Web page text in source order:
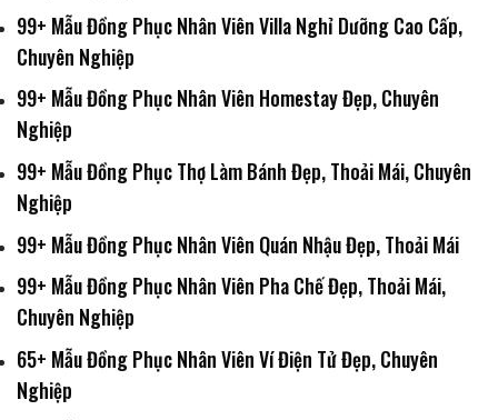
99+ Mẫu Đồng Phục Nhân Viên Villa Nghỉ Dưỡng Cao Cấp,
Chuyên Nghiệp
99+ Mẫu Đồng Phục Nhân Viên Homestay Đẹp, Chuyên
Nghiệp
99+ Mẫu Đồng Phục Thợ Làm Bánh Đẹp, Thoải Mái, Chuyên
Nghiệp
99+ Mẫu Đồng Phục Nhân Viên Quán Nhậu Đẹp, Thoải Mái
99+ Mẫu Đồng Phục Nhân Viên Pha Chế Đẹp, Thoải Mái,
Chuyên Nghiệp
65+ Mẫu Đồng Phục Nhân Viên Ví Điện Tử Đẹp, Chuyên
Nghiệp